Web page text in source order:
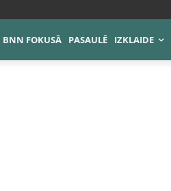
BNN FOKUSĀ PASAULĒ IZKLAIDE